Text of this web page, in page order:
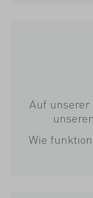
Auf unserer
Wie